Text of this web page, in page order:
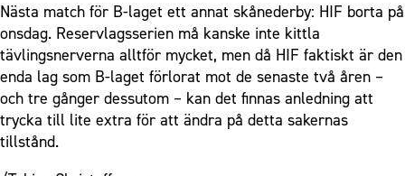
Nästa match för B-laget ett annat skånederby: HIF borta på
onsdag. Reservlagsserien må kanske inte kittla
tävlingsnerverna alltför mycket, men då HIF faktiskt är den
enda lag som B-laget förlorat mot de senaste två åren –
och tre gånger dessutom – kan det finnas anledning att
trycka till lite extra för att ändra på detta sakernas
tillstånd.